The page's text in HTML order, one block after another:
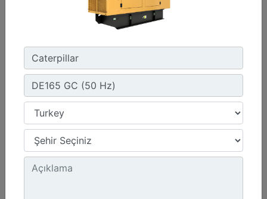
Minimum Değer :
50,0 kVA
50,0 kVA
Emisyonlar/Yakıt Stratejisi :
Yönetmelik Bulunmayan Bölge